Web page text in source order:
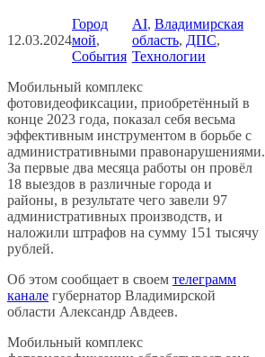
12.03.2024
Город
мой
События
AI, Владимирская
область, ДПС
Технологии
Мобильный комплекс
фотовидеофиксации, приобретённый в
конце 2023 года, показал себя весьма
эффективным инструментом в борьбе с
административными правонарушениями.
За первые два месяца работы он провёл
18 выездов в различные города и
районы, в результате чего завели 97
административных производств, и
наложили штрафов на сумму 151 тысячу
рублей.
Об этом сообщает в своем телеграмм
канале губернатор Владимирской
области Александр Авдеев.
Мобильный комплекс